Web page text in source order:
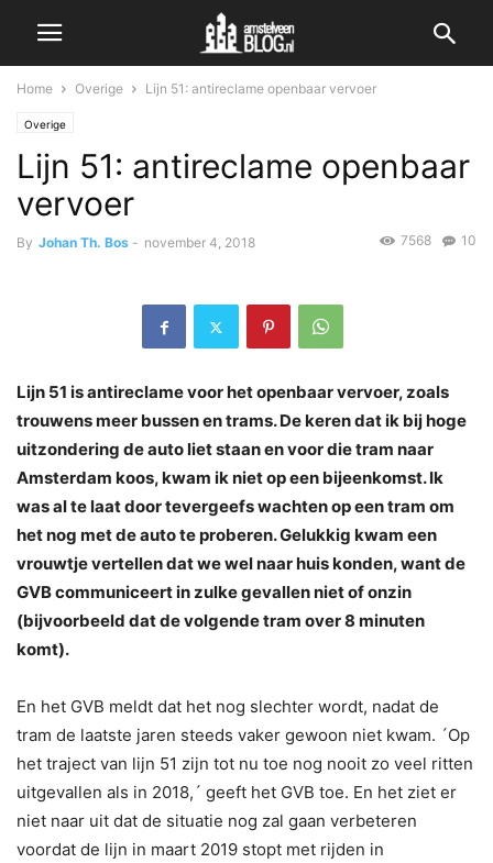
Home Overige Lijn 51: antireclame openbaar vervoer
Overige
Lijn 51: antireclame openbaar
vervoer
By Johan Th. Bos - november 4, 2018 10
7568
Lijn 51 is antireclame voor het openbaar vervoer, zoals
trouwens meer bussen en trams. De keren dat ik bij hoge
uitzondering de auto liet staan en voor die tram naar
Amsterdam koos, kwam ik niet op een bijeenkomst. Ik
was al te laat door tevergeefs wachten op een tram om
het nog met de auto te proberen. Gelukkig kwam een
vrouwtje vertellen dat we wel naar huis konden, want de
GVB communiceert in zulke gevallen niet of onzin
(bijvoorbeeld dat de volgende tram over 8 minuten
komt).
En het GVB meldt dat het nog slechter wordt, nadat de
tram de laatste jaren steeds vaker gewoon niet kwam. ´Op
het traject van lijn 51 zijn tot nu toe nog nooit zo veel ritten
uitgevallen als in 2018,´ geeft het GVB toe. En het ziet er
niet naar uit dat de situatie nog zal gaan verbeteren
voordat de lijn in maart 2019 stopt met rijden in